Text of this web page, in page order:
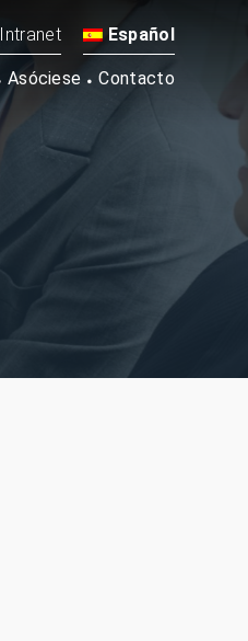
Intranet Español
Asóciese Contacto